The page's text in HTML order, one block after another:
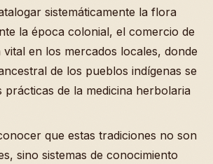
sistemáticamente la flora
la época colonial, el comercio de
vital en los mercados locales, donde
de los pueblos indígenas se
prácticas de la medicina herbolaria
que estas tradiciones no son
sino sistemas de conocimiento